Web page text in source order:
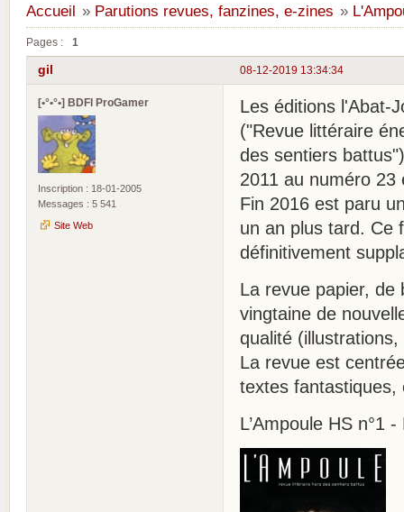
Accueil » Parutions revues, fanzines, e-zines »
Pages : 1
08-12-2019 13:34:34
gil
[•°•°•] BDFI ProGamer
Inscription : 18-01-2005
Messages : 5 541
Site Web
Les éditions l'Abat-
("Revue littéraire
des sentiers
2011 au numéro 23
Fin 2016 est paru
un an plus tard. Ce
définitivement
La revue papier, de
vingtaine de
qualité
La revue est
textes fantastiques,
L’Ampoule HS n°1